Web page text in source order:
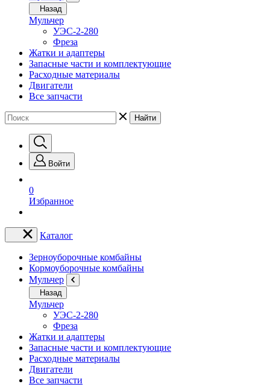
Назад
Мульчер
УЭС-2-280
Фреза
Жатки и адаптеры
Запасные части и комплектующие
Расходные материалы
Двигатели
Все запчасти
Найти
Войти
0
Избранное
Каталог
Зерноуборочные комбайны
Кормоуборочные комбайны
Мульчер
Назад
Мульчер
УЭС-2-280
Фреза
Жатки и адаптеры
Запасные части и комплектующие
Расходные материалы
Двигатели
Все запчасти